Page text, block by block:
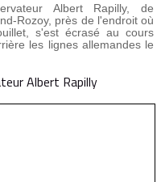
Albert Rapilly, de
Rozoy, près de l'endroit où
s'est écrasé au cours
les lignes allemandes le